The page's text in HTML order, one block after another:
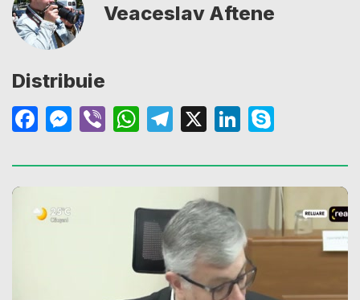
Veaceslav Aftene
Distribuie
Facebook
Messenger
ViberWhatsApp
Telegram
X LinkedIn